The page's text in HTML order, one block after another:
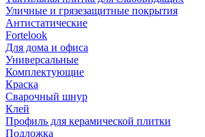
Уличные и грязезащитные покрытия
Антистатические
Fortelook
Для дома и офиса
Универсальные
Комплектующие
Краска
Сварочный шнур
Клей
Профиль для керамической плитки
Подложка